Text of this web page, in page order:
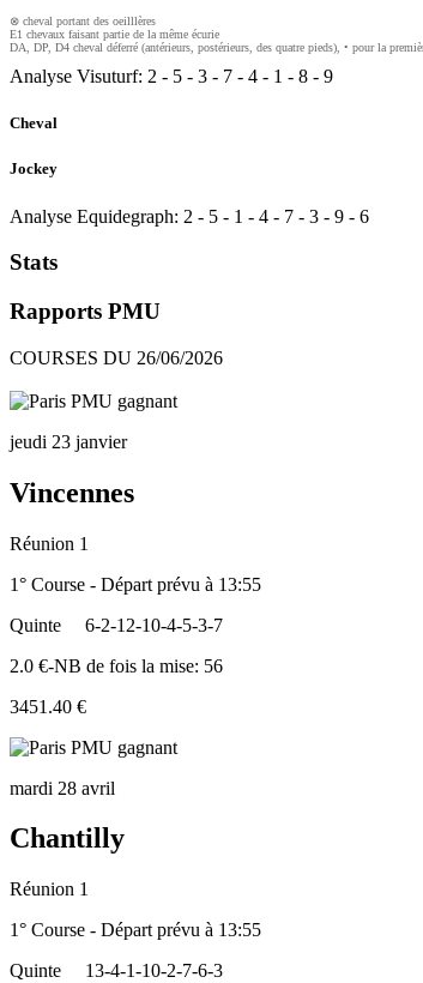
⊗ cheval portant des oeilllères
E1 chevaux faisant partie de la même écurie
DA, DP, D4 cheval déferré (antérieurs, postérieurs, des quatre pieds), • pour la
Analyse Visuturf: 2 - 5 - 3 - 7 - 4 - 1 - 8 - 9
Cheval
Jockey
Analyse Equidegraph: 2 - 5 - 1 - 4 - 7 - 3 - 9 - 6
Stats
Rapports PMU
COURSES DU 26/06/2026
jeudi 23 janvier
Vincennes
Réunion 1
1° Course - Départ prévu à 13:55
Quinte
6-2-12-10-4-5-3-7
2.0 €-NB de fois la mise: 56
3451.40 €
mardi 28 avril
Chantilly
Réunion 1
1° Course - Départ prévu à 13:55
Quinte
13-4-1-10-2-7-6-3